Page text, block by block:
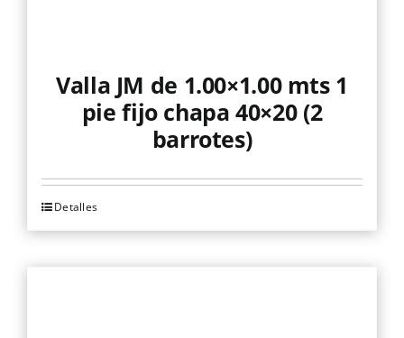
Valla JM de 1.00×1.00 mts 1
pie fijo chapa 40×20 (2
barrotes)
Detalles